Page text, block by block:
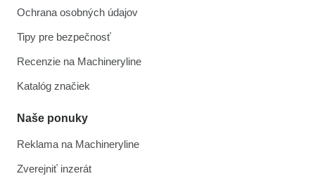
Ochrana osobných údajov
Tipy pre bezpečnosť
Recenzie na Machineryline
Katalóg značiek
Naše ponuky
Reklama na Machineryline
Zverejniť inzerát